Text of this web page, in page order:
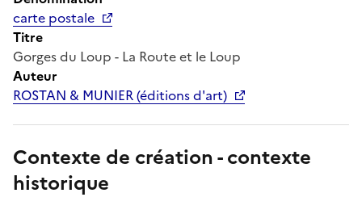
carte postale
Titre
Gorges du Loup - La Route et le Loup
Auteur
ROSTAN & MUNIER (éditions d'art)
Contexte de création - contexte
historique